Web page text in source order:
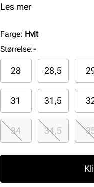
dagen. Perfekt for
Les mer
Farge: Hvit
Størrelse:-
28 28,5
31 31,5
34 34,5